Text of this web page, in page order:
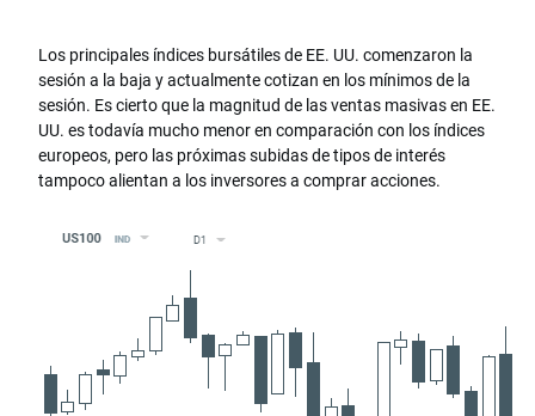
Los principales índices bursátiles de EE. UU. comenzaron la
sesión a la baja y actualmente cotizan en los mínimos de la
sesión. Es cierto que la magnitud de las ventas masivas en EE.
UU. es todavía mucho menor en comparación con los índices
europeos, pero las próximas subidas de tipos de interés
tampoco alientan a los inversores a comprar acciones.